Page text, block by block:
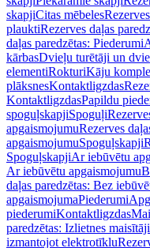
skapjiCitas mēbeles
plauktiRezerves daļas
daļas paredzētas: Piederumi
kārbasDvieļu turētāji un
elementiRokturiKāju
plāksnesKontaktligzdas
KontaktligzdasPapildu
spoguļskapjiSpoguļi
apgaismojumuRezerves
apgaismojumuSpoguļskapji
SpoguļskapjiAr iebūvētu
Ar iebūvētu apgaismojumu
daļas paredzētas: Bez
apgaismojumaPiederumi
piederumiKontaktligzdas
paredzētas: Izlietnes maisītāji
izmantojot elektrotīklu